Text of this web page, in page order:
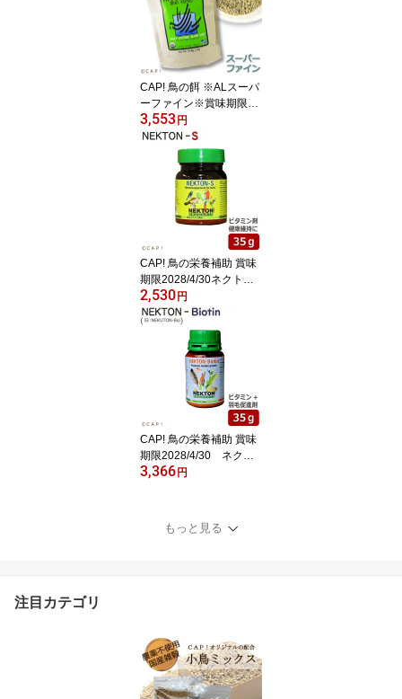
CAP! 鳥の餌 ※ALスーパ
ーファイン※賞味期限20
27/11/30 ハリソン アダ
ルトライフタイム スーパ
ーファイン 1#（454g）
3,553円
CAP! 鳥の栄養補助 賞味
期限2028/4/30ネクトンS
35g★
2,530円
CAP! 鳥の栄養補助 賞味
期限2028/4/30 ネクト
ンBio (Biotin) 35g★
3,366円
もっと見る
注目カテゴリ